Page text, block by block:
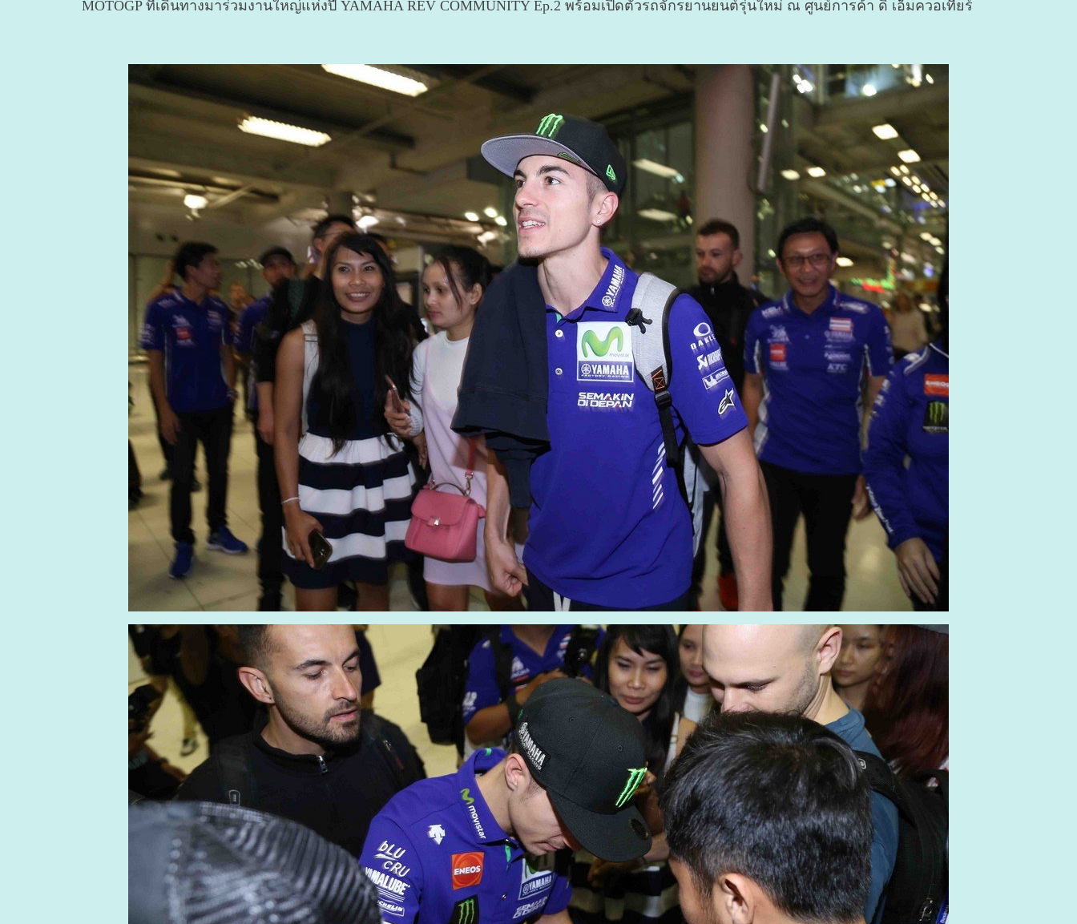
MOTOGP ที่เดินทางมาร่วมงานใหญ่แห่งปี YAMAHA REV COMMUNITY Ep.2 พร้อมเปิดตัวรถจักรยานยนต์รุ่นใหม่ ณ ศูนย์การค้า ดิ เอ็มควอเทียร์